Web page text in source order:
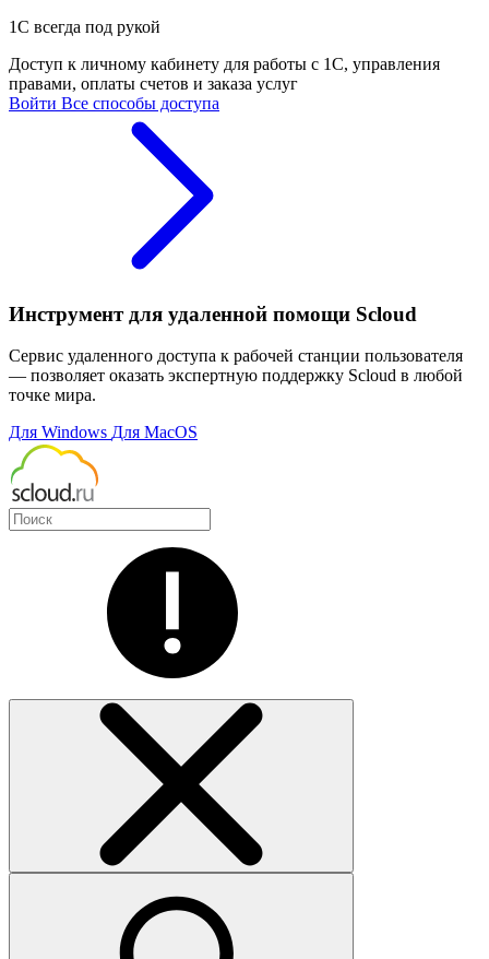
1С всегда под рукой
Доступ к личному кабинету для работы с 1С, управления
правами, оплаты счетов и заказа услуг
Войти Все способы доступа
Инструмент для удаленной помощи Scloud
Сервис удаленного доступа к рабочей станции пользователя
— позволяет оказать экспертную поддержку Scloud в любой
точке мира.
Для Windows Для MacOS